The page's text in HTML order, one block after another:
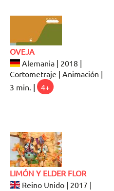
OVEJA
Alemania | 2018 |
Cortometraje | Animación |
3 min. |
4+
LIMÓN Y ELDER FLOR
Reino Unido | 2017 |